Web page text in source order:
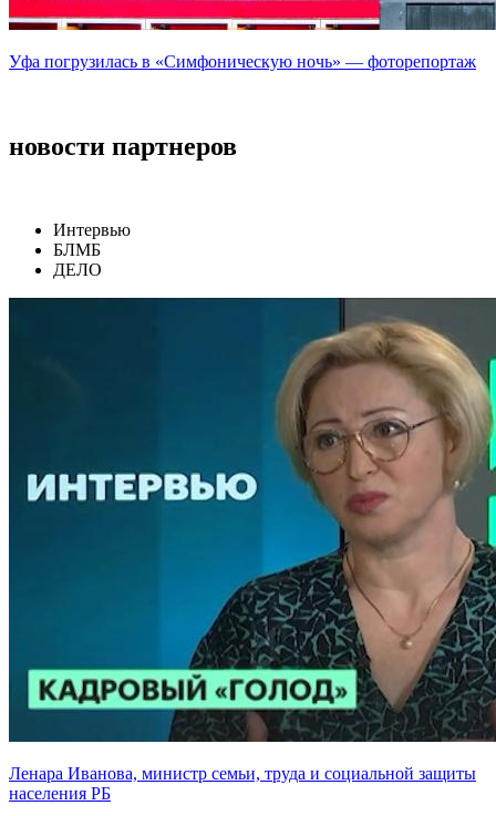
Уфа погрузилась в «Симфоническую ночь» — фоторепортаж
новости партнеров
Интервью
БЛМБ
ДЕЛО
Ленара Иванова, министр семьи, труда и социальной защиты
населения РБ